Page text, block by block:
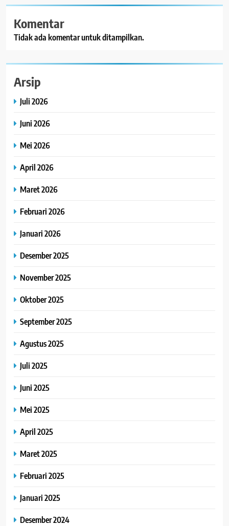
Komentar
Tidak ada komentar untuk ditampilkan.
Arsip
Juli 2026
Juni 2026
Mei 2026
April 2026
Maret 2026
Februari 2026
Januari 2026
Desember 2025
November 2025
Oktober 2025
September 2025
Agustus 2025
Juli 2025
Juni 2025
Mei 2025
April 2025
Maret 2025
Februari 2025
Januari 2025
Desember 2024